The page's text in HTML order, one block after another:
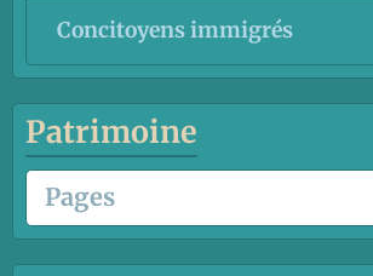
Concitoyens immigrés
Patrimoine